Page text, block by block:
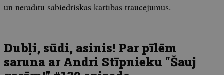
un neradītu sabiedriskās kārtības traucējumus.
Dubļi, sūdi, asinis! Par pīlēm
saruna ar Andri Stīpnieku “Šauj